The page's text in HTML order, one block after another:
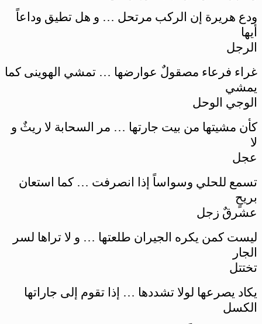
ودع هريرة إن الركب مرتحل … و هل تطيق وداعاً
أيها
الرجل
غراء فرعاء مصقولٌ عوارضها … تمشي الهوينى كما
يمشي
الوجي الوحل
كأن مشيتها من بيت جارتها … مر السحابة لا ريثٌ و
لا
عجل
تسمع للحلي وسواساً إذا انصرفت … كما استعان
بريحٍ
عشرقٌ زجل
ليست كمن يكره الجيران طلعتها … و لا تراها لسر
الجار
تختتل
يكاد يصرعها لولا تشددها … إذا تقوم إلى جاراتها
الكسل